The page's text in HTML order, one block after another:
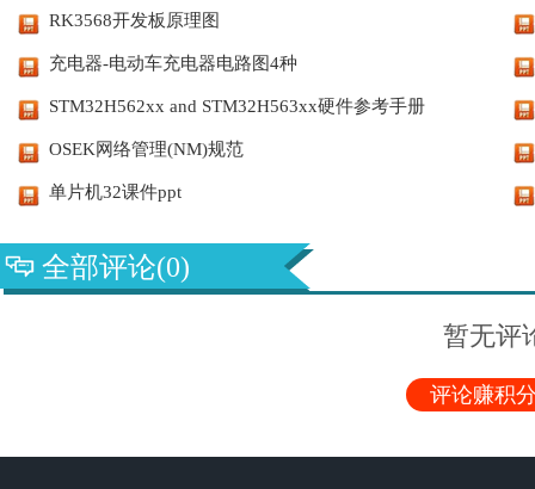
RK3568开发板原理图
充电器-电动车充电器电路图4种
STM32H562xx and STM32H563xx硬件参考手册
OSEK网络管理(NM)规范
单片机32课件ppt
全部评论(0)
暂无评
评论赚积